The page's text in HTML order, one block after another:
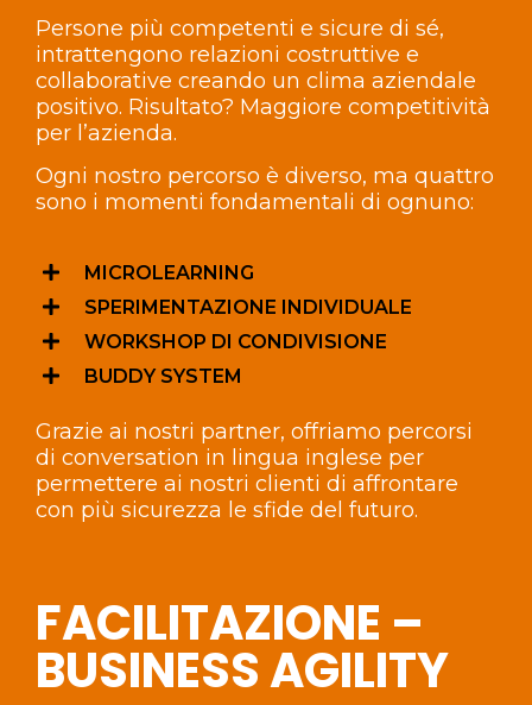
Persone più competenti e sicure di sé,
intrattengono relazioni costruttive e
collaborative creando un clima aziendale
positivo. Risultato? Maggiore competitività
per l’azienda.
Ogni nostro percorso è diverso, ma quattro
sono i momenti fondamentali di ognuno:
MICROLEARNING
SPERIMENTAZIONE INDIVIDUALE
WORKSHOP DI CONDIVISIONE
BUDDY SYSTEM
Grazie ai nostri partner, offriamo percorsi
di conversation in lingua inglese per
permettere ai nostri clienti di affrontare
con più sicurezza le sfide del futuro.
FACILITAZIONE –
BUSINESS AGILITY